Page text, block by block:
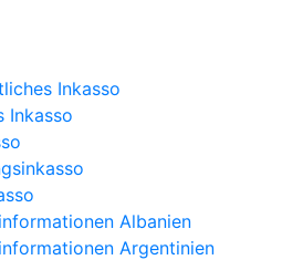
Inkasso
Inkasso
Albanien
Argentinien